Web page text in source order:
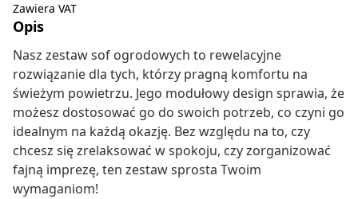
Zawiera VAT
Opis
Nasz zestaw sof ogrodowych to rewelacyjne
rozwiązanie dla tych, którzy pragną komfortu na
świeżym powietrzu. Jego modułowy design sprawia, że
możesz dostosować go do swoich potrzeb, co czyni go
idealnym na każdą okazję. Bez względu na to, czy
chcesz się zrelaksować w spokoju, czy zorganizować
fajną imprezę, ten zestaw sprosta Twoim
wymaganiom!